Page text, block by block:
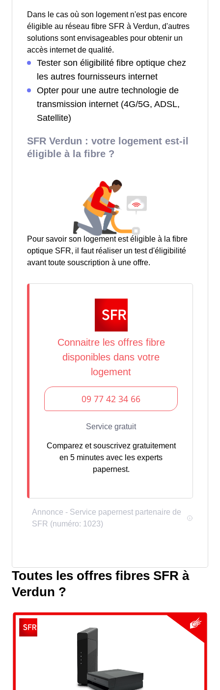
Dans le cas où son logement n'est pas encore
éligible au réseau fibre SFR à Verdun, d'autres
solutions sont envisageables pour obtenir un
accès internet de qualité.
Tester son éligibilité fibre optique chez
les autres fournisseurs internet
Opter pour une autre technologie de
transmission internet (4G/5G, ADSL,
Satellite)
SFR Verdun : votre logement est-il
éligible à la fibre ?
Pour savoir son logement est éligible à la fibre
optique SFR, il faut réaliser un test d'éligibilité
avant toute souscription à une offre.
Comparez et souscrivez gratuitement
en 5 minutes avec les experts
papernest.
Toutes les offres fibres SFR à
Verdun ?